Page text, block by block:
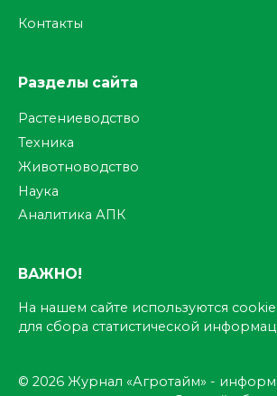
Контакты
Разделы сайта
Растениеводство
Техника
Животноводство
Наука
Аналитика АПК
ВАЖНО!
На нашем сайте используются cookie
для сбора статистической
© 2026 Журнал «Агротайм» -